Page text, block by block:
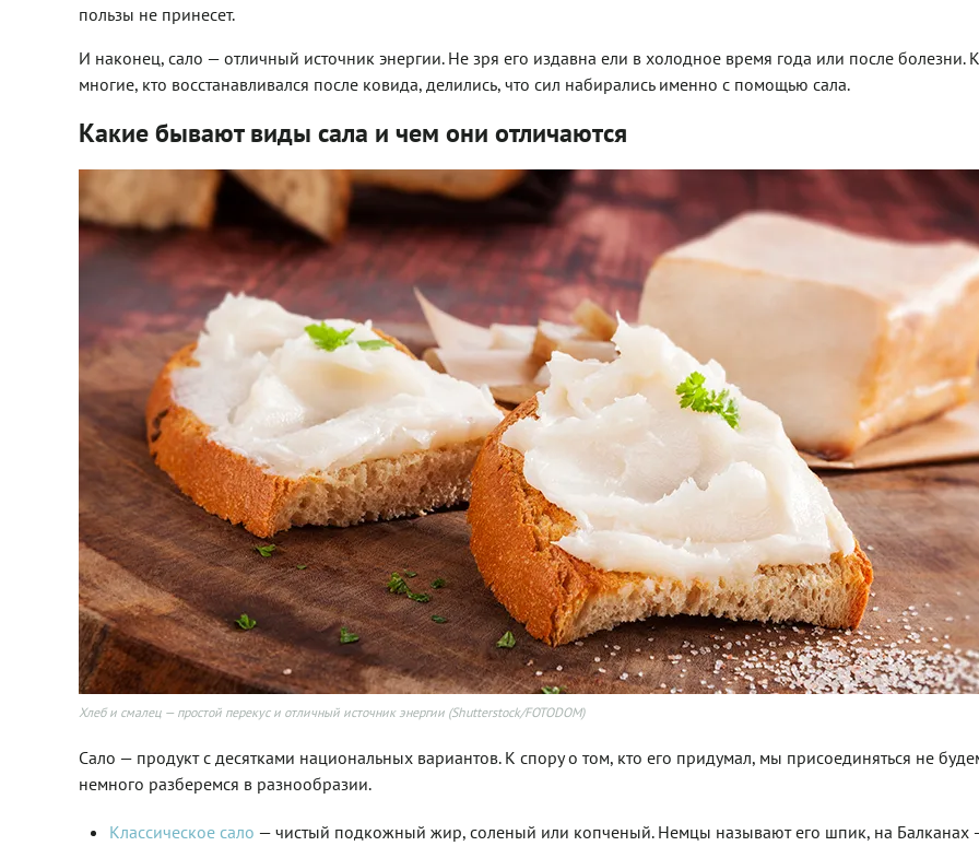
пользы не принесет.
И наконец, сало — отличный источник энергии. Не зря его издавна ели в холодное время года или после болезни.
многие, кто восстанавливался после ковида, делились, что сил набирались именно с помощью сала.
Какие бывают виды сала и чем они отличаются
Хлеб и смалец — простой перекус и отличный источник энергии (Shutterstock/FOTODOM)
Сало — продукт с десятками национальных вариантов. К спору о том, кто его придумал, мы присоединяться не
немного разберемся в разнообразии.
Классическое сало — чистый подкожный жир, соленый или копченый. Немцы называют его шпик, на Балканах